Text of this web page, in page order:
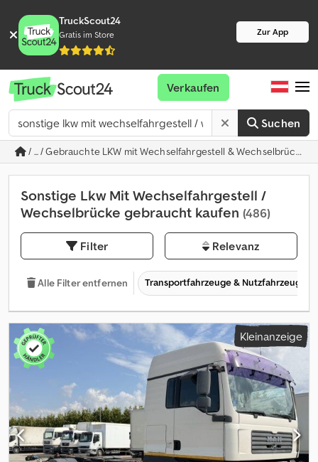
TruckScout24
Gratis im Store Zur App
Suchen
Verkaufen
/ ... / Gebrauchte LKW mit Wechselfahrgestell & Wechselbrücke
Sonstige Lkw Mit Wechselfahrgestell /
Wechselbrücke gebraucht kaufen (486)
Filter Relevanz
Alle Filter entfernen Transportfahrzeuge & Nutzfahrzeuge
Kleinanzeige